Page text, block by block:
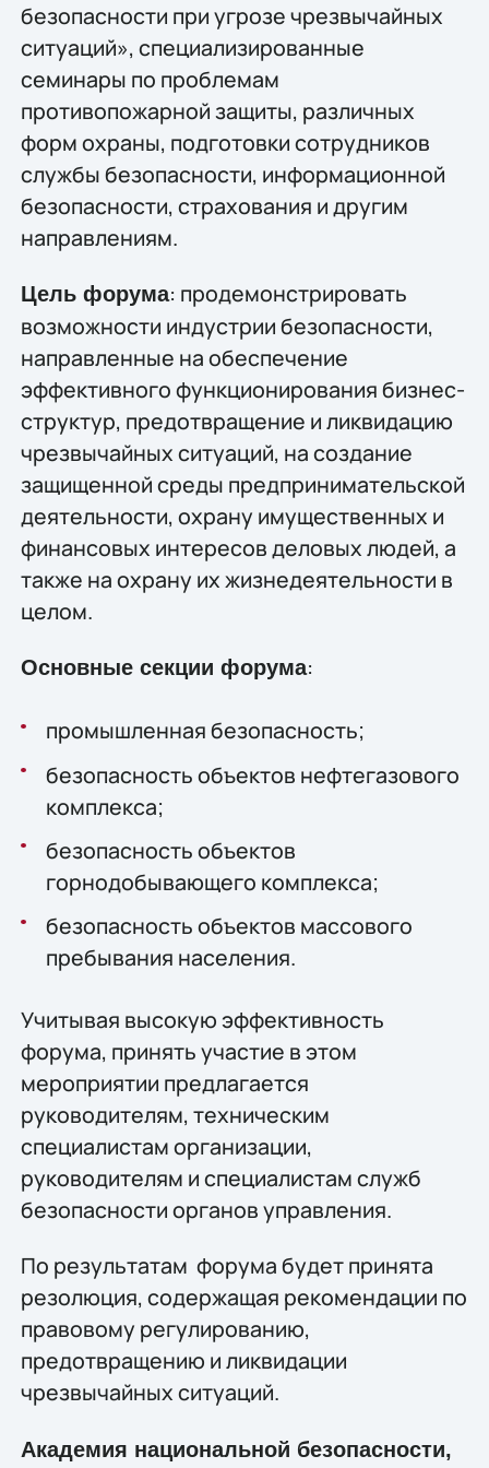
безопасности при угрозе чрезвычайных
ситуаций», специализированные
семинары по проблемам
противопожарной защиты, различных
форм охраны, подготовки сотрудников
службы безопасности, информационной
безопасности, страхования и другим
направлениям.
Цель форума: продемонстрировать
возможности индустрии безопасности,
направленные на обеспечение
эффективного функционирования бизнес-
структур, предотвращение и ликвидацию
чрезвычайных ситуаций, на создание
защищенной среды предпринимательской
деятельности, охрану имущественных и
финансовых интересов деловых людей, а
также на охрану их жизнедеятельности в
целом.
Основные секции форума:
промышленная безопасность;
безопасность объектов нефтегазового
комплекса;
безопасность объектов
горнодобывающего комплекса;
безопасность объектов массового
пребывания населения.
Учитывая высокую эффективность
форума, принять участие в этом
мероприятии предлагается
руководителям, техническим
специалистам организации,
руководителям и специалистам служб
безопасности органов управления.
По результатам форума будет принята
резолюция, содержащая рекомендации по
правовому регулированию,
предотвращению и ликвидации
чрезвычайных ситуаций.
Академия национальной безопасности,